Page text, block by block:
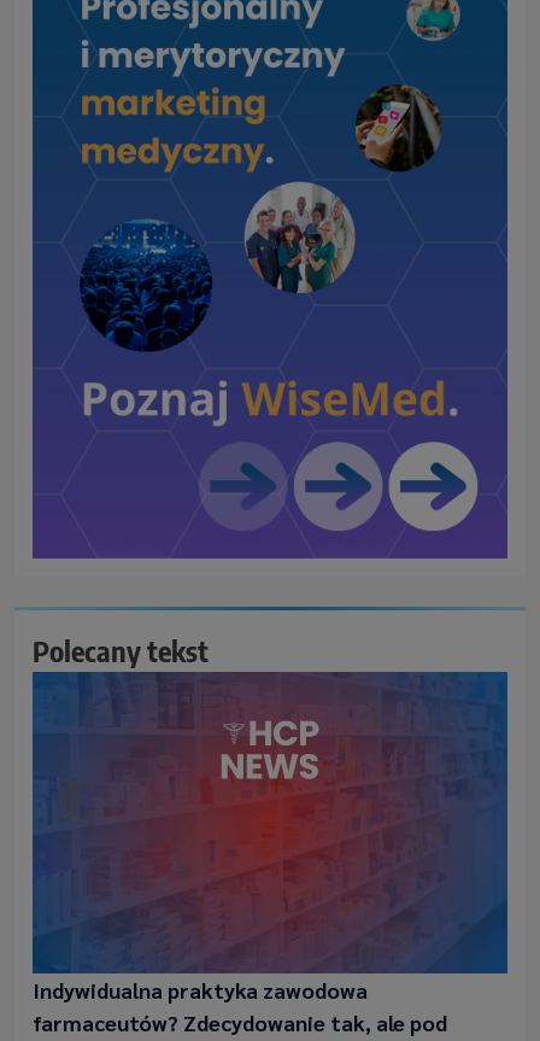
Polecany tekst
Indywidualna praktyka zawodowa
farmaceutów? Zdecydowanie tak, ale pod